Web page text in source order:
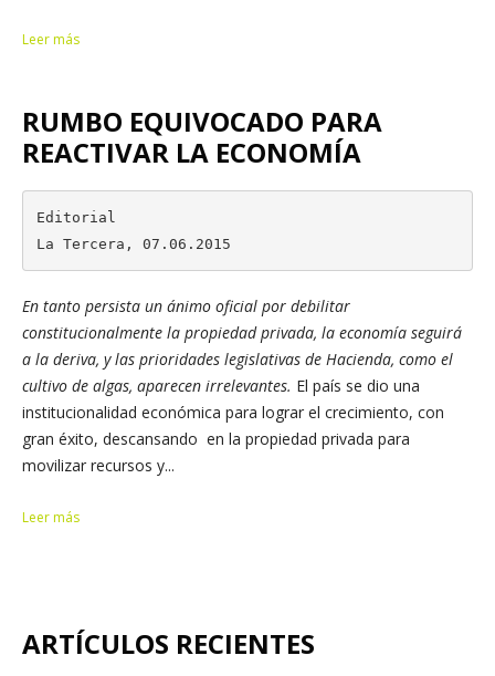
Leer más
RUMBO EQUIVOCADO PARA
REACTIVAR LA ECONOMÍA
Editorial
La Tercera, 07.06.2015
En tanto persista un ánimo oficial por debilitar
constitucionalmente la propiedad privada, la economía seguirá
a la deriva, y las prioridades legislativas de Hacienda, como el
cultivo de algas, aparecen irrelevantes. El país se dio una
institucionalidad económica para lograr el crecimiento, con
gran éxito, descansando en la propiedad privada para
movilizar recursos y...
Leer más
ARTÍCULOS RECIENTES